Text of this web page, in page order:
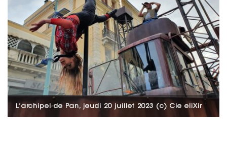
L’archipel de Pan, jeudi 20 juillet 2023 (c) Cie eliXir